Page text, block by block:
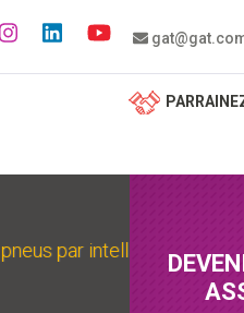
menu
par intelligence